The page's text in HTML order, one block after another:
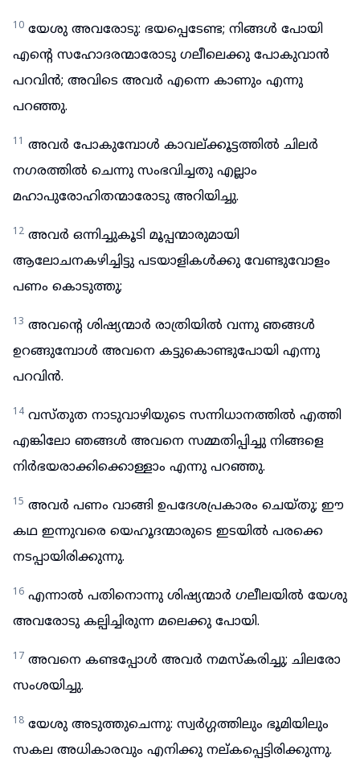
10 യേശു അവരോടു: ഭയപ്പെടേണ്ട; നിങ്ങൾ പോയി
എന്റെ സഹോദരന്മാരോടു ഗലീലെക്കു പോകുവാൻ
പറവിൻ; അവിടെ അവർ എന്നെ കാണും എന്നു
പറഞ്ഞു.
11 അവർ പോകുമ്പോൾ കാവല്ക്കൂട്ടത്തിൽ ചിലർ
നഗരത്തിൽ ചെന്നു സംഭവിച്ചതു എല്ലാം
മഹാപുരോഹിതന്മാരോടു അറിയിച്ചു.
12 അവർ ഒന്നിച്ചുകൂടി മൂപ്പന്മാരുമായി
ആലോചനകഴിച്ചിട്ടു പടയാളികൾക്കു വേണ്ടുവോളം
പണം കൊടുത്തു;
13 അവന്റെ ശിഷ്യന്മാർ രാത്രിയിൽ വന്നു ഞങ്ങൾ
ഉറങ്ങുമ്പോൾ അവനെ കട്ടുകൊണ്ടുപോയി എന്നു
പറവിൻ.
14 വസ്തുത നാടുവാഴിയുടെ സന്നിധാനത്തിൽ എത്തി
എങ്കിലോ ഞങ്ങൾ അവനെ സമ്മതിപ്പിച്ചു നിങ്ങളെ
നിർഭയരാക്കിക്കൊള്ളാം എന്നു പറഞ്ഞു.
15 അവർ പണം വാങ്ങി ഉപദേശപ്രകാരം ചെയ്തു; ഈ
കഥ ഇന്നുവരെ യെഹൂദന്മാരുടെ ഇടയിൽ പരക്കെ
നടപ്പായിരിക്കുന്നു.
16 എന്നാൽ പതിനൊന്നു ശിഷ്യന്മാർ ഗലീലയിൽ യേശു
അവരോടു കല്പിച്ചിരുന്ന മലെക്കു പോയി.
17 അവനെ കണ്ടപ്പോൾ അവർ നമസ്കരിച്ചു; ചിലരോ
സംശയിച്ചു.
18 യേശു അടുത്തുചെന്നു: സ്വർഗ്ഗത്തിലും ഭൂമിയിലും
സകല അധികാരവും എനിക്കു നല്കപ്പെട്ടിരിക്കുന്നു.